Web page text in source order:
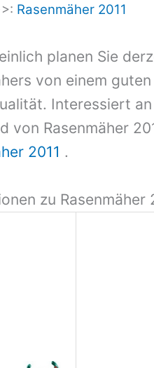
Rasenmäher 2011
planen Sie
von einem
Interessiert
von Rasenmäher
2011 .
zu Rasenmäher